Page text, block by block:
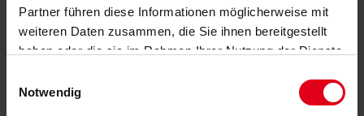
Partner führen diese Informationen möglicherweise mit
weiteren Daten zusammen, die Sie ihnen bereitgestellt
haben oder die sie im Rahmen Ihrer Nutzung der Dienste
Notwendig